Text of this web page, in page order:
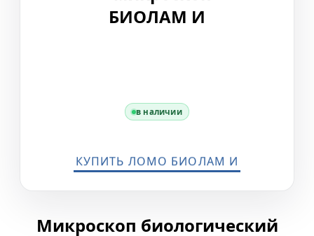
в наличии
КУПИТЬ ЛОМО БИОЛАМ И
Микроскоп биологический